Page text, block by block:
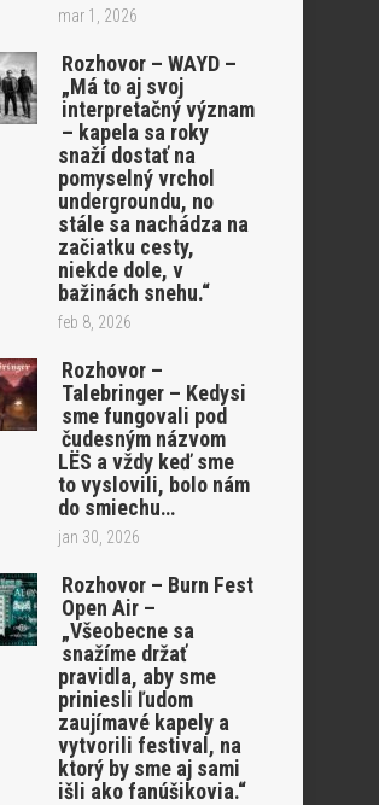
mar 1, 2026
Rozhovor – WAYD –
„Má to aj svoj
interpretačný význam
– kapela sa roky
snaží dostať na
pomyselný vrchol
undergroundu, no
stále sa nachádza na
začiatku cesty,
niekde dole, v
bažinách snehu.“
feb 8, 2026
Rozhovor –
Talebringer – Kedysi
sme fungovali pod
čudesným názvom
LËS a vždy keď sme
to vyslovili, bolo nám
do smiechu…
jan 30, 2026
Rozhovor – Burn Fest
Open Air –
„Všeobecne sa
snažíme držať
pravidla, aby sme
priniesli ľudom
zaujímavé kapely a
vytvorili festival, na
ktorý by sme aj sami
išli ako fanúšikovia.“